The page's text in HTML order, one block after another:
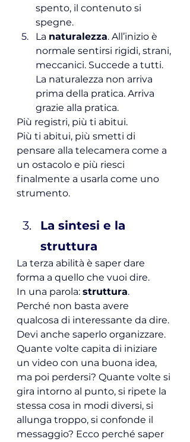
spento, il contenuto si
spegne.
La naturalezza. All’inizio è
normale sentirsi rigidi, strani,
meccanici. Succede a tutti.
La naturalezza non arriva
prima della pratica. Arriva
grazie alla pratica.
Più registri, più ti abitui.
Più ti abitui, più smetti di
pensare alla telecamera come a
un ostacolo e più riesci
finalmente a usarla come uno
strumento.
La sintesi e la
struttura
La terza abilità è saper dare
forma a quello che vuoi dire.
In una parola: struttura.
Perché non basta avere
qualcosa di interessante da dire.
Devi anche saperlo organizzare.
Quante volte capita di iniziare
un video con una buona idea,
ma poi perdersi? Quante volte si
gira intorno al punto, si ripete la
stessa cosa in modi diversi, si
allunga troppo, si confonde il
messaggio? Ecco perché saper